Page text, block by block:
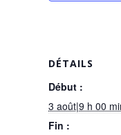
DÉTAILS
Début :
3 août|9 h 00
Fin :